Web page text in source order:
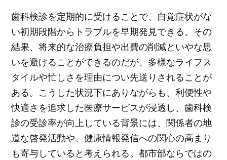
歯科検診を定期的に受けることで、自覚症状がな
い初期段階からトラブルを早期発見できる。その
結果、将来的な治療負担や出費の削減といやな思
いを避けることができるのだが、多様なライフス
タイルや忙しさを理由につい先送りされることが
ある。こうした状況下にありながらも、利便性や
快適さを追求した医療サービスが浸透し、歯科検
診の受診率が向上している背景には、関係者の地
道な啓発活動や、健康情報発信への関心の高まり
も寄与していると考えられる。都市部ならではの